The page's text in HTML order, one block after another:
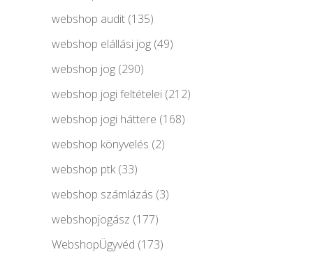
webshop audit (135)
webshop elállási jog (49)
webshop jog (290)
webshop jogi feltételei (212)
webshop jogi háttere (168)
webshop könyvelés (2)
webshop ptk(33)
webshop számlázás (3)
webshopjogász (177)
WebshopÜgyvéd (173)